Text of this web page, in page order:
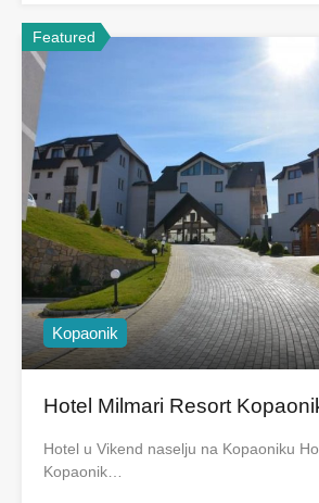
Featured
Kopaonik
Hotel Milmari Resort
Hotel u Vikend naselju na Kopaoniku
Kopaonik…